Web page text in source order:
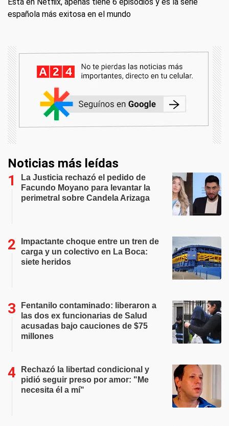
española más exitosa en el mundo
Noticias más leídas
La Justicia rechazó el pedido de
Facundo Moyano para levantar la
perimetral sobre Candela Arizaga
Impactante choque entre un tren de
carga y un colectivo en La Boca:
siete heridos
Fentanilo contaminado: liberaron a
las dos ex funcionarias de Salud
acusadas bajo cauciones de $75
millones
Rechazó la libertad condicional y
pidió seguir preso por amor: "Me
necesita él a mí"